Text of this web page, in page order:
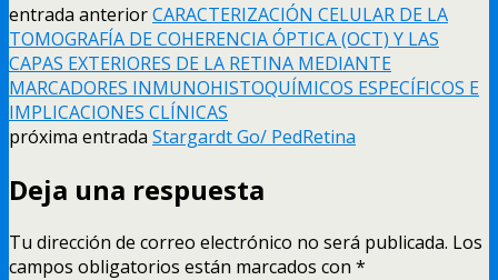
entrada anteriorCARACTERIZACIÓN CELULAR DE LA
TOMOGRAFÍA DE COHERENCIA ÓPTICA (OCT) Y LAS
CAPAS EXTERIORES DE LA RETINA MEDIANTE
MARCADORES INMUNOHISTOQUÍMICOS ESPECÍFICOS E
IMPLICACIONES CLÍNICAS
próxima entrada Stargardt Go/ PedRetina
Deja una respuesta
Tu dirección de correo electrónico no será publicada. Los
campos obligatorios están marcados con *